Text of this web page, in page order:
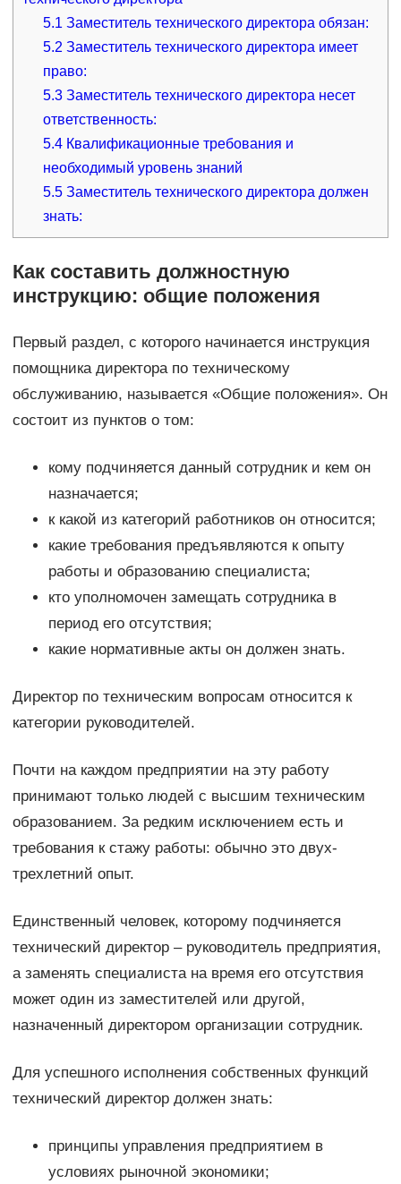
5.1 Заместитель технического директора обязан:
5.2 Заместитель технического директора имеет
право:
5.3 Заместитель технического директора несет
ответственность:
5.4 Квалификационные требования и
необходимый уровень знаний
5.5 Заместитель технического директора должен
знать:
Как составить должностную
инструкцию: общие положения
Первый раздел, с которого начинается инструкция
помощника директора по техническому
обслуживанию, называется «Общие положения». Он
состоит из пунктов о том:
кому подчиняется данный сотрудник и кем он
назначается;
к какой из категорий работников он относится;
какие требования предъявляются к опыту
работы и образованию специалиста;
кто уполномочен замещать сотрудника в
период его отсутствия;
какие нормативные акты он должен знать.
Директор по техническим вопросам относится к
категории руководителей.
Почти на каждом предприятии на эту работу
принимают только людей с высшим техническим
образованием. За редким исключением есть и
требования к стажу работы: обычно это двух-
трехлетний опыт.
Единственный человек, которому подчиняется
технический директор – руководитель предприятия,
а заменять специалиста на время его отсутствия
может один из заместителей или другой,
назначенный директором организации сотрудник.
Для успешного исполнения собственных функций
технический директор должен знать:
принципы управления предприятием в
условиях рыночной экономики;